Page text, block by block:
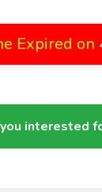
Expired on
interested